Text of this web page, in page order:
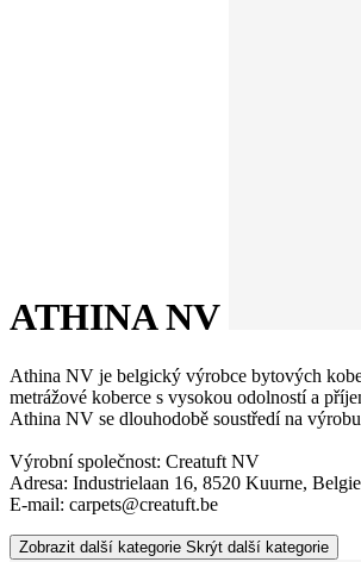
ATHINA NV
Athina NV je belgický výrobce bytových
metrážové koberce s vysokou odolností a
Athina NV se dlouhodobě soustředí na
Výrobní společnost: Creatuft NV
Adresa: Industrielaan 16, 8520 Kuurne, Belgie
E-mail: carpets@creatuft.be
Zobrazit další kategorie Skrýt další kategorie